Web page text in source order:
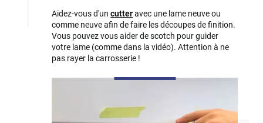
Aidez-vous d'uncutteravec une lame neuve ou
comme neuve afin de faire les découpes de finition.
Vous pouvez vous aider de scotch pour guider
votre lame (comme dans la vidéo). Attention à ne
pas rayer la carrosserie !